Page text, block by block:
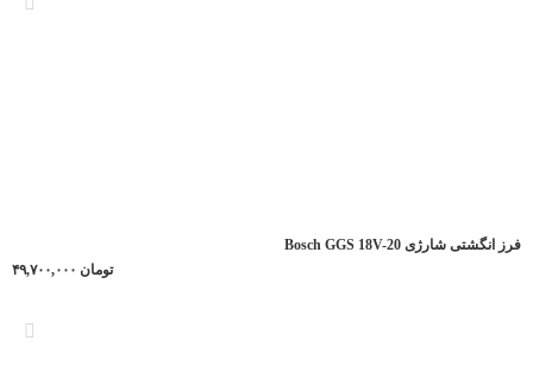
فرز انگشتی شارژی Bosch GGS 18V-20
تومان